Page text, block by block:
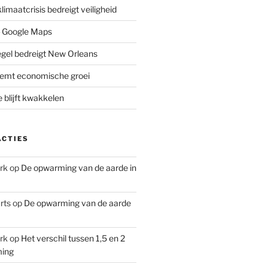
bedreigt veiligheid
Maps
bedreigt New Orleans
economische groei
blijft kwakkelen
op De opwarming van de aarde in
op De opwarming van de aarde
op Het verschil tussen 1,5 en 2